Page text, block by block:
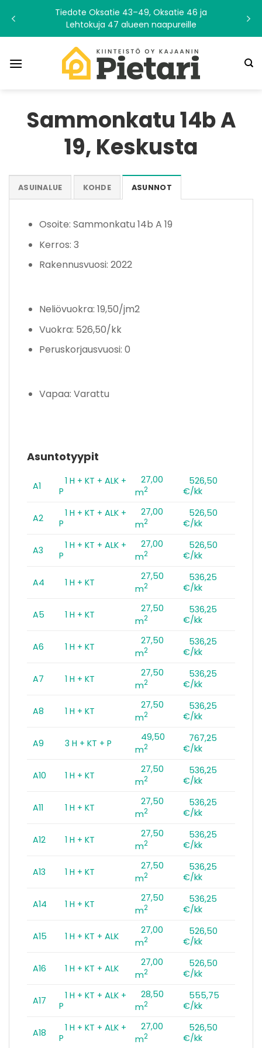
content
Tiedote Oksatie 43–49, Oksatie 46 ja
Lehtokuja 47 alueen naapureille
Sammonkatu 14b A
19, Keskusta
ASUINALUE KOHDE ASUNNOT
Asuntotyypit
A1
1 H + KT + ALK +
P
27,00
m2
526,50
€/kk
A2
1 H + KT + ALK +
P
27,00
m2
526,50
€/kk
A3
1 H + KT + ALK +
P
27,00
m2
526,50
€/kk
A4 1 H + KT
27,50
m2
536,25
€/kk
A5 1 H + KT
27,50
m2
536,25
€/kk
A6 1 H + KT
27,50
m2
536,25
€/kk
A7 1 H + KT
27,50
m2
536,25
€/kk
A8 1 H + KT
27,50
m2
536,25
€/kk
A9 3 H + KT + P
49,50
m2
767,25
€/kk
A10 1 H + KT
27,50
m2
536,25
€/kk
A11 1 H + KT
27,50
m2
536,25
€/kk
A12 1 H + KT
27,50
m2
536,25
€/kk
A13 1 H + KT
27,50
m2
536,25
€/kk
A14 1 H + KT
27,50
m2
536,25
€/kk
A15 1 H + KT + ALK
27,00
m2
526,50
€/kk
A16 1 H + KT + ALK
27,00
m2
526,50
€/kk
A17
1 H + KT + ALK +
P
28,50
m2
555,75
€/kk
A18
1 H + KT + ALK +
P
27,00
m2
526,50
€/kk
Osoite: Sammonkatu 14b A 19
Kerros: 3
Rakennusvuosi: 2022
Neliövuokra: 19,50/jm2
Vuokra: 526,50/kk
Peruskorjausvuosi: 0
Vapaa: Varattu